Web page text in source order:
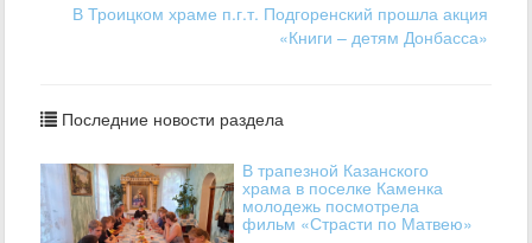
В Троицком храме п.г.т. Подгоренский прошла акция
«Книги – детям Донбасса»
Последние новости раздела
В трапезной Казанского
храма в поселке Каменка
молодежь посмотрела
фильм «Страсти по Матвею»